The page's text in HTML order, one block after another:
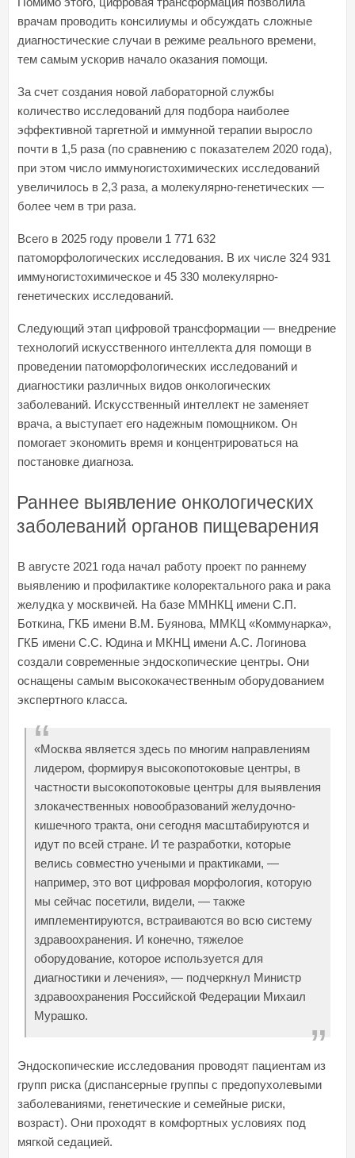
врачам проводить консилиумы и обсуждать сложные
диагностические случаи в режиме реального времени,
тем самым ускорив начало оказания помощи.
За счет создания новой лабораторной службы
количество исследований для подбора наиболее
эффективной таргетной и иммунной терапии выросло
почти в 1,5 раза (по сравнению с показателем 2020 года),
при этом число иммуногистохимических исследований
увеличилось в 2,3 раза, а молекулярно-генетических —
более чем в три раза.
Всего в 2025 году провели 1 771 632
патоморфологических исследования. В их числе 324 931
иммуногистохимическое и 45 330 молекулярно-
генетических исследований.
Следующий этап цифровой трансформации — внедрение
технологий искусственного интеллекта для помощи в
проведении патоморфологических исследований и
диагностики различных видов онкологических
заболеваний. Искусственный интеллект не заменяет
врача, а выступает его надежным помощником. Он
помогает экономить время и концентрироваться на
постановке диагноза.
Раннее выявление онкологических
заболеваний органов пищеварения
В августе 2021 года начал работу проект по раннему
выявлению и профилактике колоректального рака и рака
желудка у москвичей. На базе ММНКЦ имени С.П.
Боткина, ГКБ имени В.М. Буянова, ММКЦ «Коммунарка»,
ГКБ имени С.С. Юдина и МКНЦ имени А.С. Логинова
создали современные эндоскопические центры. Они
оснащены самым высококачественным оборудованием
экспертного класса.
«Москва является здесь по многим направлениям
лидером, формируя высокопотоковые центры, в
частности высокопотоковые центры для выявления
злокачественных новообразований желудочно-
кишечного тракта, они сегодня масштабируются и
идут по всей стране. И те разработки, которые
велись совместно учеными и практиками, —
например, это вот цифровая морфология, которую
мы сейчас посетили, видели, — также
имплементируются, встраиваются во всю систему
здравоохранения. И конечно, тяжелое
оборудование, которое используется для
диагностики и лечения», — подчеркнул Министр
здравоохранения Российской Федерации Михаил
Мурашко.
Эндоскопические исследования проводят пациентам из
групп риска (диспансерные группы с предопухолевыми
заболеваниями, генетические и семейные риски,
возраст). Они проходят в комфортных условиях под
мягкой седацией.